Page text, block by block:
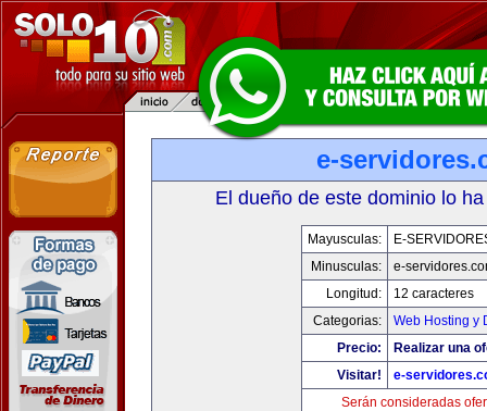
e-
El dueño de este dominio lo
Mayusculas:
E-
Minusculas:
e-
Longitud:
12 caracteres
Categorias:
Web Hosting y
Precio:
Realizar una
Visitar!
e-
Serán consideradas